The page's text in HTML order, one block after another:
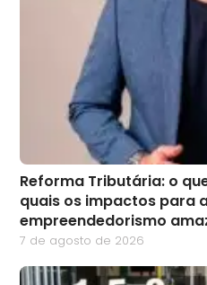
Reforma Tributária: o
quais os impactos para
empreendedorismo
7 de agosto de 2026